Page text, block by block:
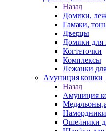
Назад
Домики,
Гамаки,
Дверцы
Домики для
Когтеточки
Комплексы
Лежанки
Амуниция кошки
Назад
Амуниция
Ошейники